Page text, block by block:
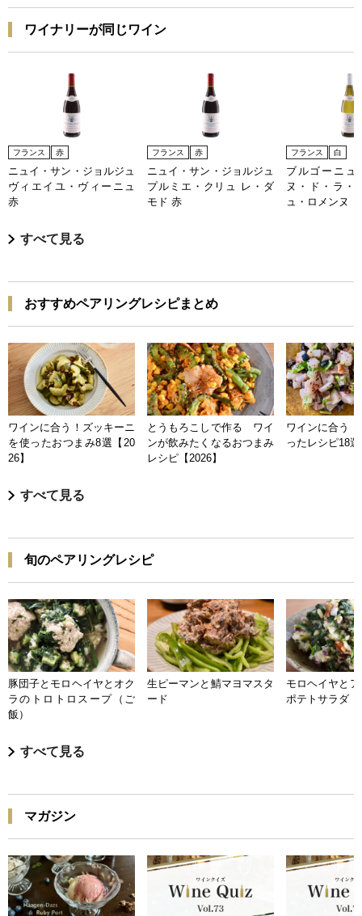
ワイナリーが同じワイン
フランス 赤
ニュイ・サン・ジョルジュ
ヴィエイユ・ヴィーニュ
赤
フランス 赤
ニュイ・サン・ジョルジュ
プルミエ・クリュ レ・ダ
モド 赤
フランス 白
ブルゴーニュ
ヌ・ド・ラ・
ュ・ロメンヌ
すべて見る
おすすめペアリングレシピまとめ
ワインに合う！ズッキーニ
を使ったおつまみ8選【20
26】
とうもろこしで作る ワイ
ンが飲みたくなるおつまみ
レシピ【2026】
ワインに合う
ったレシピ18
すべて見る
旬のペアリングレシピ
豚団子とモロヘイヤとオク
ラのトロトロスープ（ご
飯）
生ピーマンと鯖マヨマスタ
ード
モロヘイヤと
ポテトサラダ
すべて見る
マガジン